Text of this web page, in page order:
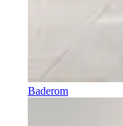
Baderom